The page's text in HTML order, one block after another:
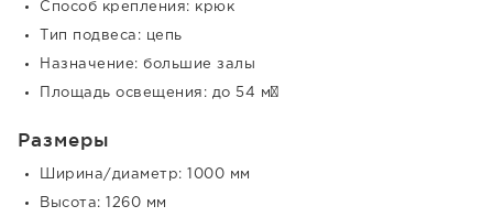
Способ крепления: крюк
Тип подвеса: цепь
Назначение: большие залы
Площадь освещения: до 54 м²
Размеры
Ширина/диаметр: 1000 мм
Высота: 1260 мм